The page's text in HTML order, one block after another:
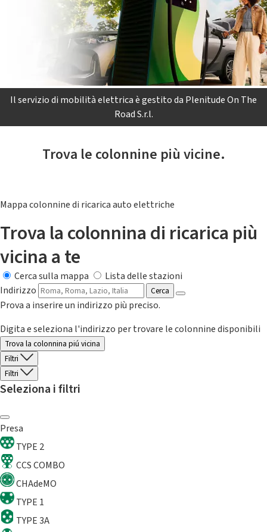
Il servizio di mobilità elettrica è gestito da Plenitude On The
Road S.r.l.
Trova le colonnine più vicine.
Mappa colonnine di ricarica auto elettriche
Trova la colonnina di ricarica più
vicina a te
Cerca sulla mappa
Lista delle stazioni
Indirizzo
Cerca
Prova a inserire un indirizzo più preciso.
Digita e seleziona l'indirizzo per trovare le colonnine disponibili
Trova la colonnina piú vicina
Filtri
Filtri
Seleziona i filtri
Presa
TYPE 2
CCS COMBO
CHAdeMO
TYPE 1
TYPE 3A